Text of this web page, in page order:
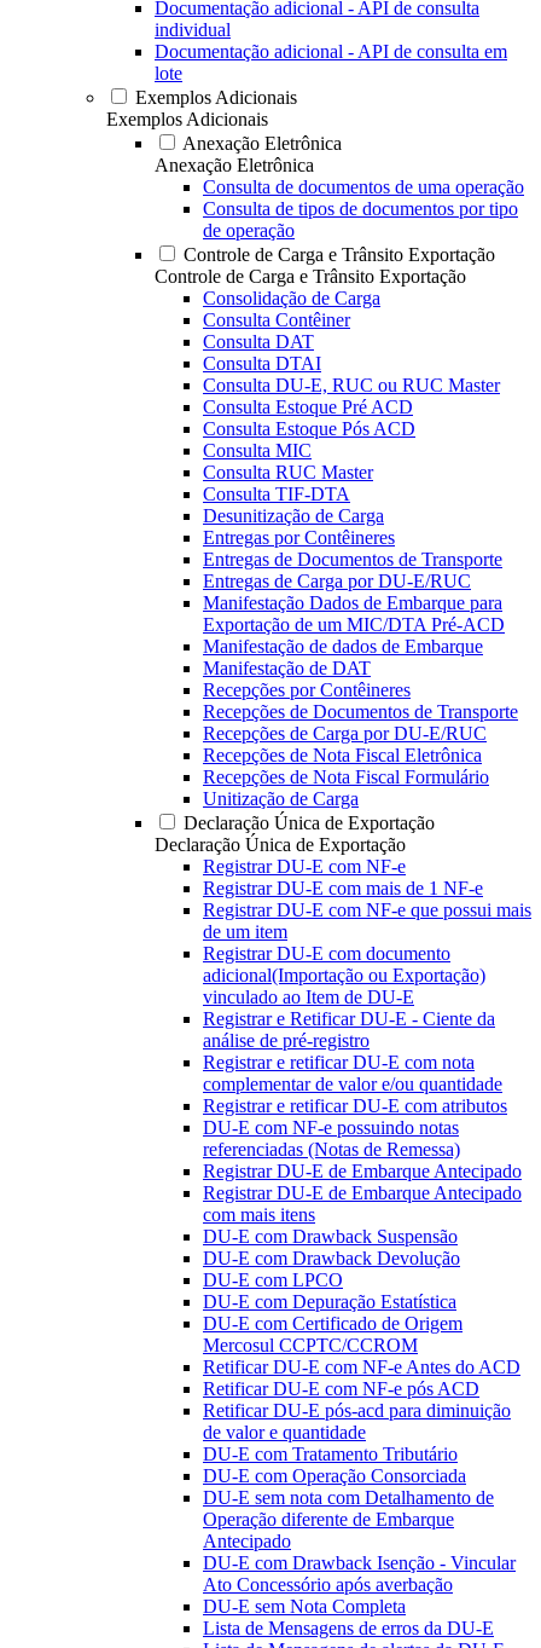
Documentação adicional - API de consulta
individual
Documentação adicional - API de consulta em
lote
Exemplos Adicionais
Exemplos Adicionais
Anexação Eletrônica
Anexação Eletrônica
Consulta de documentos de uma operação
Consulta de tipos de documentos por tipo
de operação
Controle de Carga e Trânsito Exportação
Controle de Carga e Trânsito Exportação
Consolidação de Carga
Consulta Contêiner
Consulta DAT
Consulta DTAI
Consulta DU-E, RUC ou RUC Master
Consulta Estoque Pré ACD
Consulta Estoque Pós ACD
Consulta MIC
Consulta RUC Master
Consulta TIF-DTA
Desunitização de Carga
Entregas por Contêineres
Entregas de Documentos de Transporte
Entregas de Carga por DU-E/RUC
Manifestação Dados de Embarque para
Exportação de um MIC/DTA Pré-ACD
Manifestação de dados de Embarque
Manifestação de DAT
Recepções por Contêineres
Recepções de Documentos de Transporte
Recepções de Carga por DU-E/RUC
Recepções de Nota Fiscal Eletrônica
Recepções de Nota Fiscal Formulário
Unitização de Carga
Declaração Única de Exportação
Declaração Única de Exportação
Registrar DU-E com NF-e
Registrar DU-E com mais de 1 NF-e
Registrar DU-E com NF-e que possui mais
de um item
Registrar DU-E com documento
adicional(Importação ou Exportação)
vinculado ao Item de DU-E
Registrar e Retificar DU-E - Ciente da
análise de pré-registro
Registrar e retificar DU-E com nota
complementar de valor e/ou quantidade
Registrar e retificar DU-E com atributos
DU-E com NF-e possuindo notas
referenciadas (Notas de Remessa)
Registrar DU-E de Embarque Antecipado
Registrar DU-E de Embarque Antecipado
com mais itens
DU-E com Drawback Suspensão
DU-E com Drawback Devolução
DU-E com LPCO
DU-E com Depuração Estatística
DU-E com Certificado de Origem
Mercosul CCPTC/CCROM
Retificar DU-E com NF-e Antes do ACD
Retificar DU-E com NF-e pós ACD
Retificar DU-E pós-acd para diminuição
de valor e quantidade
DU-E com Tratamento Tributário
DU-E com Operação Consorciada
DU-E sem nota com Detalhamento de
Operação diferente de Embarque
Antecipado
DU-E com Drawback Isenção - Vincular
Ato Concessório após averbação
DU-E sem Nota Completa
Lista de Mensagens de erros da DU-E